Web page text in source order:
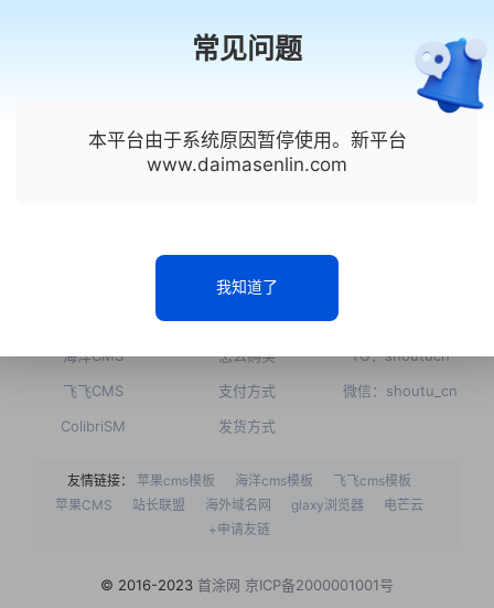
首涂模板，让建站更简单
点击联系客服
海洋CMS
飞飞CMS
ColibriSM
常见问题
如何注册
怎么购买
支付方式
发货方式
TG：shoutucn
微信：shoutu_cn
友情链接： 苹果cms模板 海洋cms模板
飞飞cms模板
苹果CMS
站长联盟 海外域名网 glaxy浏览器
电芒云
+申请友链
© 2016-2023 首涂网 京ICP备2000001001号
常见问题
本平台由于系统原因暂停使用。新平台
www.daimasenlin.com
我知道了